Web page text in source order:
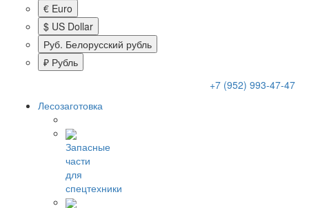
€ Euro
$ US Dollar
Руб. Белорусский рубль
₽ Рубль
+7 (952) 993-47-47
Лесозаготовка
Запасные
части
для
спецтехники